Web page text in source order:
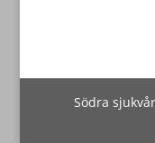
Södra